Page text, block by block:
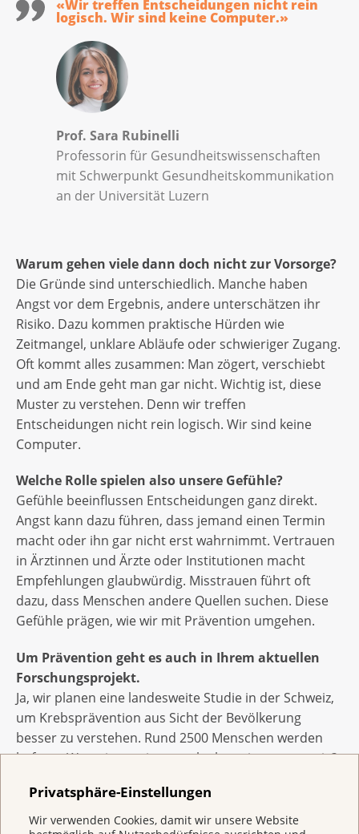
Privatsphäre-Einstellungen
Wir verwenden Cookies, damit wir unsere Website
«Wir treffen Entscheidungen nicht rein
logisch. Wir sind keine Computer.»
Prof. Sara Rubinelli
Professorin für Gesundheitswissenschaften
mit Schwerpunkt Gesundheitskommunikation
an der Universität Luzern
Warum gehen viele dann doch nicht zur Vorsorge?
Die Gründe sind unterschiedlich. Manche haben
Angst vor dem Ergebnis, andere unterschätzen ihr
Risiko. Dazu kommen praktische Hürden wie
Zeitmangel, unklare Abläufe oder schwieriger Zugang.
Oft kommt alles zusammen: Man zögert, verschiebt
und am Ende geht man gar nicht. Wichtig ist, diese
Muster zu verstehen. Denn wir treffen
Entscheidungen nicht rein logisch. Wir sind keine
Computer.
Welche Rolle spielen also unsere Gefühle?
Gefühle beeinflussen Entscheidungen ganz direkt.
Angst kann dazu führen, dass jemand einen Termin
macht oder ihn gar nicht erst wahrnimmt. Vertrauen
in Ärztinnen und Ärzte oder Institutionen macht
Empfehlungen glaubwürdig. Misstrauen führt oft
dazu, dass Menschen andere Quellen suchen. Diese
Gefühle prägen, wie wir mit Prävention umgehen.
Um Prävention geht es auch in Ihrem aktuellen
Forschungsprojekt.
Ja, wir planen eine landesweite Studie in der Schweiz,
um Krebsprävention aus Sicht der Bevölkerung
besser zu verstehen. Rund 2500 Menschen werden
befragt: Was wissen sie, was glauben sie, was tun sie?
genauer zu verstehen. Ausserdem schauen wir uns
an, wie Institutionen informieren und vergleichen das